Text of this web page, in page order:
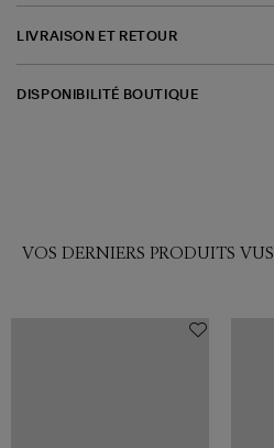
LIVRAISON ET RETOUR
DISPONIBILITÉ BOUTIQUE
VOS DERNIERS PRODUITS VUS